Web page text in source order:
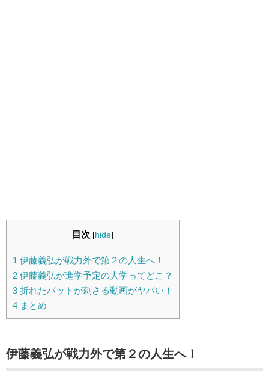
目次 [hide]
1 伊藤義弘が戦力外で第２の人生へ！
2 伊藤義弘が進学予定の大学ってどこ？
3 折れたバットが刺さる動画がヤバい！
4 まとめ
伊藤義弘が戦力外で第２の人生へ！